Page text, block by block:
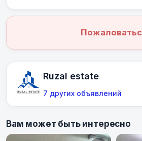
Ruzal estate
7 других объявлений
Вам может быть интересно